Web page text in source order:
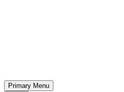
Primary Menu